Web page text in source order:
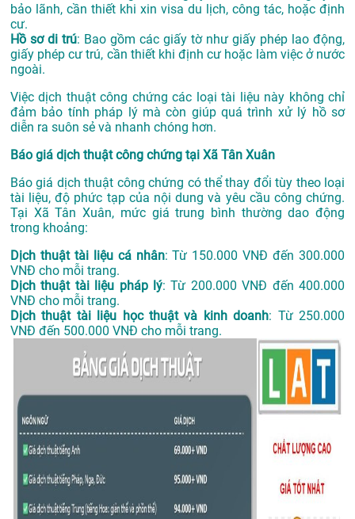
bảo lãnh, cần thiết khi xin visa du lịch, công tác, hoặc định
cư.
Hồ sơ di trú: Bao gồm các giấy tờ như giấy phép lao động,
giấy phép cư trú, cần thiết khi định cư hoặc làm việc ở nước
ngoài.
Việc dịch thuật công chứng các loại tài liệu này không chỉ
đảm bảo tính pháp lý mà còn giúp quá trình xử lý hồ sơ
diễn ra suôn sẻ và nhanh chóng hơn.
Báo giá dịch thuật công chứng tại Xã Tân Xuân
Báo giá dịch thuật công chứng có thể thay đổi tùy theo loại
tài liệu, độ phức tạp của nội dung và yêu cầu công chứng.
Tại Xã Tân Xuân, mức giá trung bình thường dao động
trong khoảng:
Dịch thuật tài liệu cá nhân: Từ 150.000 VNĐ đến 300.000
VNĐ cho mỗi trang.
Dịch thuật tài liệu pháp lý: Từ 200.000 VNĐ đến 400.000
VNĐ cho mỗi trang.
Dịch thuật tài liệu học thuật và kinh doanh: Từ 250.000
VNĐ đến 500.000 VNĐ cho mỗi trang.